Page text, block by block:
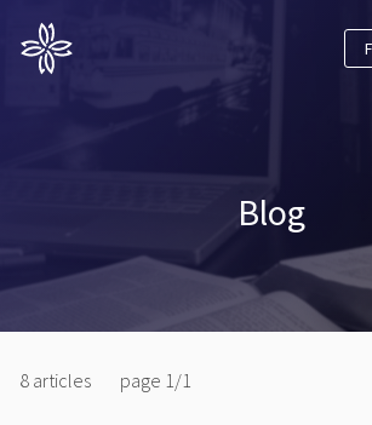
Blog
8 articles page 1 /1